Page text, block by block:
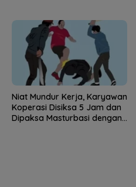
Niat Mundur Kerja, Karyawan
Koperasi Disiksa 5 Jam dan
Dipaksa Masturbasi dengan